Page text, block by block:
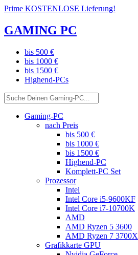
Prime KOSTENLOSE Lieferung!
GAMING PC
bis 500 €
bis 1000 €
bis 1500 €
Highend-PCs
Gaming-PC
nach Preis
bis 500 €
bis 1000 €
bis 1500 €
Highend-PC
Komplett-PC Set
Prozessor
Intel
Intel Core i5-9600KF
Intel Core i7-10700K
AMD
AMD Ryzen 5 3600
AMD Ryzen 7 3700X
Grafikkarte GPU